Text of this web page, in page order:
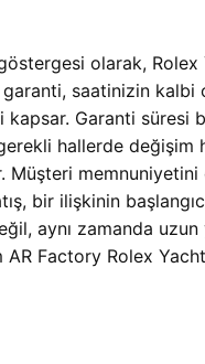
olarak,
saatinizin kalbi
Garanti süresi
hallerde değişim
Müşteri
bir ilişkinin
aynı zamanda uzun
Factory Rolex